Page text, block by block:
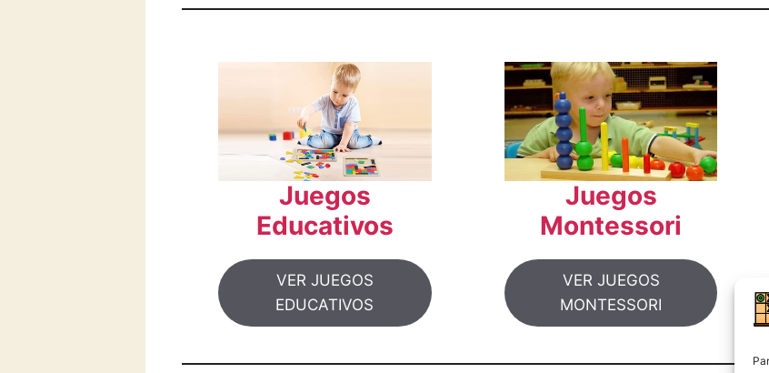
Juegos
Educativos
VER JUEGOS
EDUCATIVOS
Juegos
Montessori
VER JUEGOS
MONTESSORI